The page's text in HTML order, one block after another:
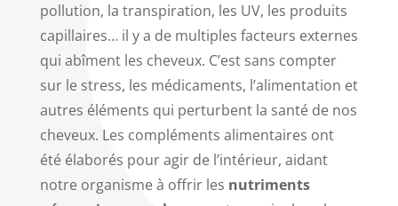
pollution, la transpiration, les UV, les produits
capillaires… il y a de multiples facteurs externes
qui abîment les cheveux. C’est sans compter
sur le stress, les médicaments, l’alimentation et
autres éléments qui perturbent la santé de nos
cheveux. Les compléments alimentaires ont
été élaborés pour agir de l’intérieur, aidant
notre organisme à offrir les nutriments